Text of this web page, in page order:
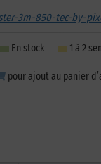
3m-850-tec-by-
En stock 1 à 2
pour ajout au panier